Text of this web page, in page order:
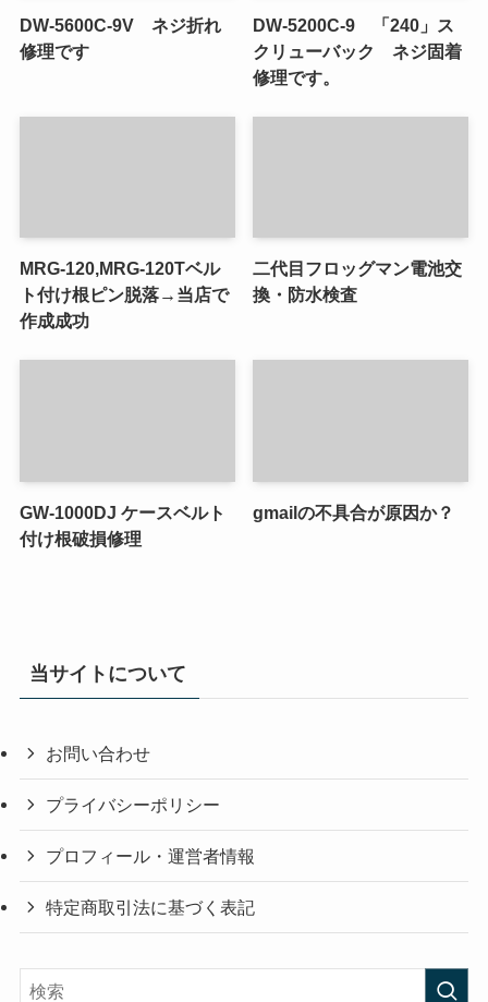
DW-5600C-9V ネジ折れ
修理です
DW-5200C-9 「240」ス
クリューバック ネジ固着
修理です。
MRG-120,MRG-120Tベル
ト付け根ピン脱落→当店で
作成成功
二代目フロッグマン電池交
換・防水検査
GW-1000DJ ケースベルト
付け根破損修理
gmailの不具合が原因か？
当サイトについて
お問い合わせ
プライバシーポリシー
プロフィール・運営者情報
特定商取引法に基づく表記